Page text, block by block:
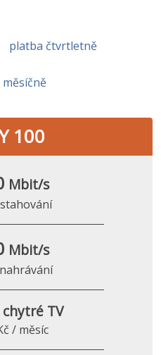
platba čtvrtletně
100
Mbit/s
Mbit/s
TV
/ měsíc